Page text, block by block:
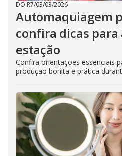
DO R7/03/03/2026
Automaquiagem
confira dicas para
estação
Confira orientações essenciais
produção bonita e prática